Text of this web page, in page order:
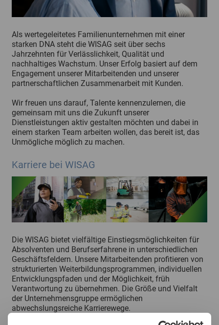
Als wertegeleitetes Familienunternehmen mit einer
starken DNA steht die WISAG seit über sechs
Jahrzehnten für Verlässlichkeit, Qualität und
nachhaltiges Wachstum. Unser Erfolg basiert auf dem
Engagement unserer Mitarbeitenden und unserer
partnerschaftlichen Zusammenarbeit mit Kunden.
Wir freuen uns darauf, Talente kennenzulernen, die
gemeinsam mit uns die Zukunft unserer
Dienstleistungen aktiv gestalten möchten und dabei in
einem starken Team arbeiten wollen, das bereit ist, das
Unmögliche möglich zu machen.
Karriere bei WISAG
Die WISAG bietet vielfältige Einstiegsmöglichkeiten für
Absolventen und Berufserfahrene in unterschiedlichen
Geschäftsfeldern. Unsere Mitarbeitenden profitieren von
strukturierten Weiterbildungsprogrammen, individuellen
Entwicklungspfaden und der Möglichkeit, früh
Verantwortung zu übernehmen. Die Größe und Vielfalt
der Unternehmensgruppe ermöglichen
abwechslungsreiche Karrierewege.